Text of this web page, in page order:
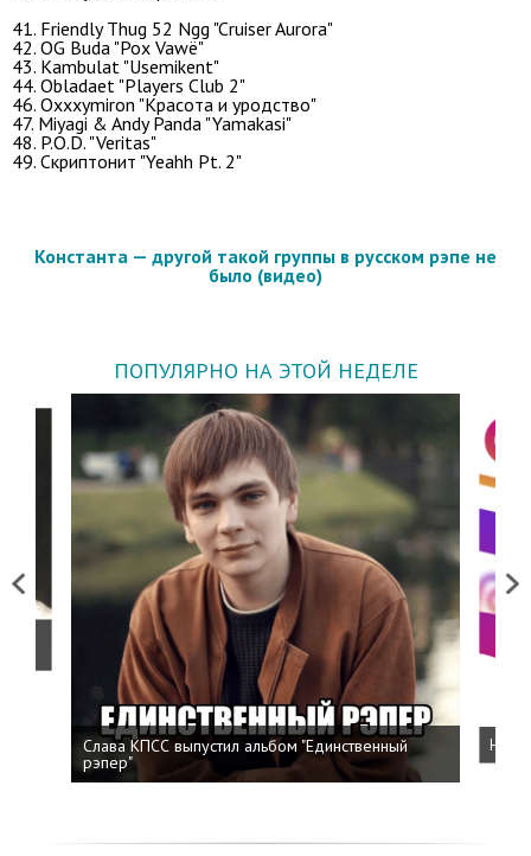
41. Friendly Thug 52 Ngg "Cruiser Aurora"
42. OG Buda "Pox Vawё"
43. Kambulat "Usemikent"
44. Obladaet "Players Club 2"
46. Oxxxymiron "Красота и уродство"
47. Miyagi & Andy Panda "Yamakasi"
48. P.O.D. "Veritas"
49. Скриптонит "Yeahh Pt. 2"
Константа — другой такой группы в русском рэпе не
было (видео)
ПОПУЛЯРНО НА ЭТОЙ НЕДЕЛЕ
Previous
Слава КПСС выпустил альбом "Единственный
рэпер"
Next